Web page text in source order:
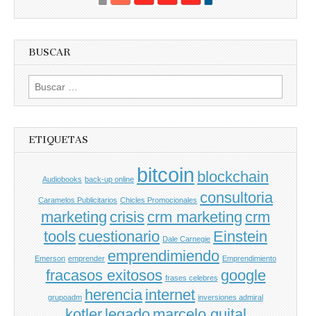
BUSCAR
Buscar
por:
ETIQUETAS
Audiobooks back-up online bitcoin blockchain
Caramelos Publicitarios Chicles Promocionales consultoria
marketing crisis crm marketing crm
tools cuestionario Dale Carnegie Einstein
Emerson emprender emprendimiendo Emprendimiento
fracasos exitosos frases celebres google
grupoadm herencia internet inversiones admiral